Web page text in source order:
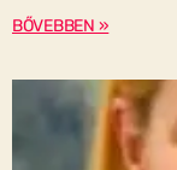
BŐVEBBEN »